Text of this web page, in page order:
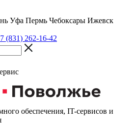
Уфа Пермь Чебоксары Ижевск
(831) 262-16-42
обеспечения, IT-сервисов и